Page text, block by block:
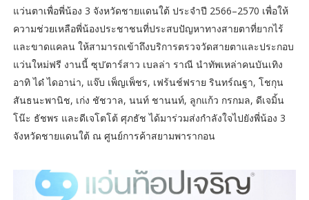
แว่นตาเพื่อพี่น้อง 3 จังหวัดชายแดนใต้ ประจำปี 2566–2570 เพื่อให้
ความช่วยเหลือพี่น้องประชาชนที่ประสบปัญหาทางสายตาที่ยากไร้
และขาดแคลน ให้สามารถเข้าถึงบริการตรวจวัดสายตาและประกอบ
แว่นใหม่ฟรี งานนี้ ซุป’ตาร์สาว เบลล่า ราณี นำทัพเหล่าคนบันเทิง
อาทิ ได๋ ไดอาน่า, แจ๊บ เพ็ญเพ็ชร, เฟร้นช์ฟราย รินทร์ณฐา, โชกุน
สันธนะพานิช, เก่ง ชัชวาล, นนท์ ชานนท์, ลูกแก้ว กรกมล, ดีเจมิ้น
โน๊ะ ธัชพร และดีเจโตโต้ ศุภธัช ได้มาร่วมส่งกำลังใจไปยังพี่น้อง 3
จังหวัดชายแดนใต้ ณ ศูนย์การค้าสยามพารากอน